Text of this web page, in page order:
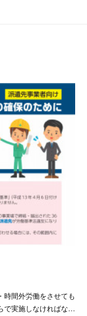
間外労働をさせても
で実施しなければな…